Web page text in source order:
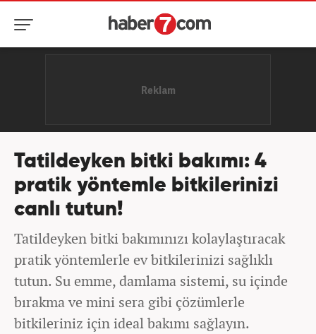
Tatildeyken bitki bakımı: 4
pratik yöntemle bitkilerinizi
canlı tutun!
Tatildeyken bitki bakımınızı kolaylaştıracak
pratik yöntemlerle ev bitkilerinizi sağlıklı
tutun. Su emme, damlama sistemi, su içinde
bırakma ve mini sera gibi çözümlerle
bitkileriniz için ideal bakımı sağlayın.